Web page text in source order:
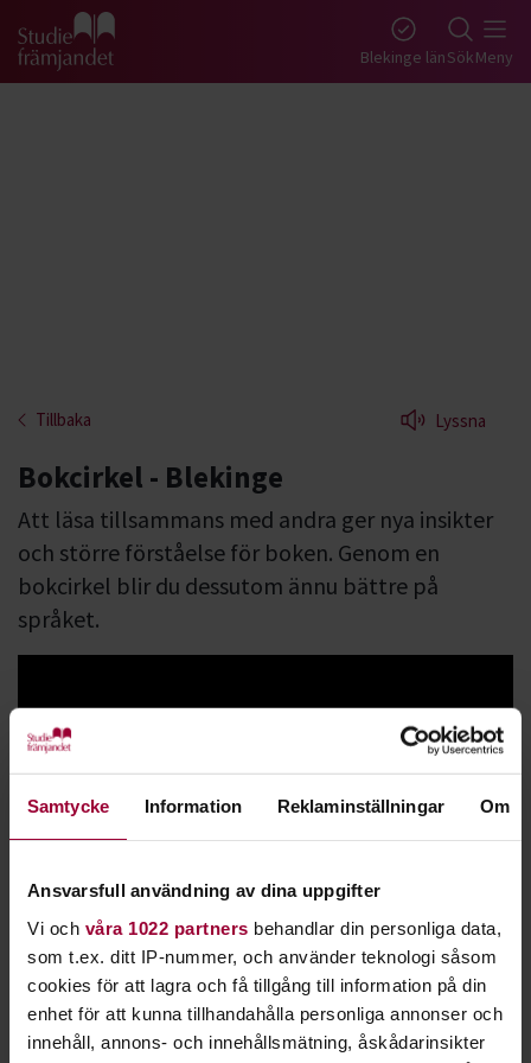
Samtycke Information Reklaminställningar Om
Ansvarsfull användning av dina uppgifter
Vi och våra 1022 partners behandlar din personliga data,
som t.ex. ditt IP-nummer, och använder teknologi såsom
cookies för att lagra och få tillgång till information på din
enhet för att kunna tillhandahålla personliga annonser och
innehåll, annons- och innehållsmätning, åskådarinsikter
Gå till studiefrämjandets startsida Blekinge länSökMeny
Tillbaka Lyssna
Bokcirkel - Blekinge
Att läsa tillsammans med andra ger nya insikter
och större förståelse för boken. Genom en
bokcirkel blir du dessutom ännu bättre på
språket.
I en bokcirkel får alla komma till tals. Uppfattningar om det
ni läst diskuterar ni med varandra. Oftast väljer gruppen att
läsa en bok som ingen läst tidigare. Upplevelsen och
utgångspunkten blir då ny och densamma för alla.
Läsning vidgar perspektiven och utvecklar språket. Att läsa
är också ett stort nöje. I en bokcirkel kan ni läsa